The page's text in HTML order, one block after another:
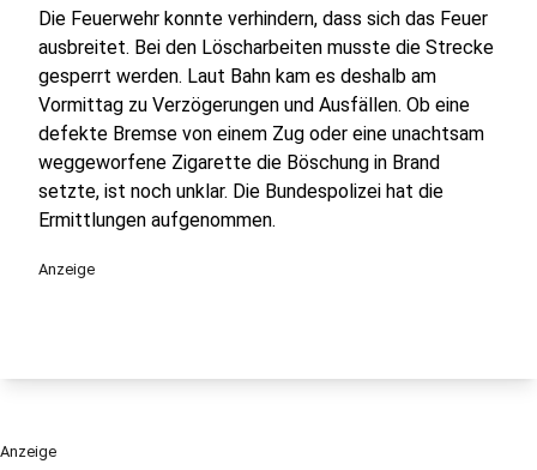
Die Feuerwehr konnte verhindern, dass sich das Feuer
ausbreitet. Bei den Löscharbeiten musste die Strecke
gesperrt werden. Laut Bahn kam es deshalb am
Vormittag zu Verzögerungen und Ausfällen. Ob eine
defekte Bremse von einem Zug oder eine unachtsam
weggeworfene Zigarette die Böschung in Brand
setzte, ist noch unklar. Die Bundespolizei hat die
Ermittlungen aufgenommen.
Anzeige
Anzeige